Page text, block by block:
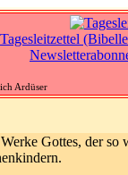
Ardüser
Gottes, der so